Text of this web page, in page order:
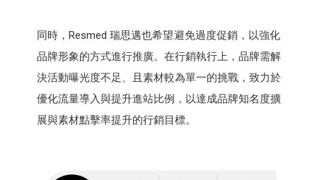
同時，Resmed 瑞思邁也希望避免過度促銷，以強化
品牌形象的方式進行推廣。在行銷執行上，品牌需解
決活動曝光度不足、且素材較為單一的挑戰，致力於
優化流量導入與提升進站比例，以達成品牌知名度擴
展與素材點擊率提升的行銷目標。